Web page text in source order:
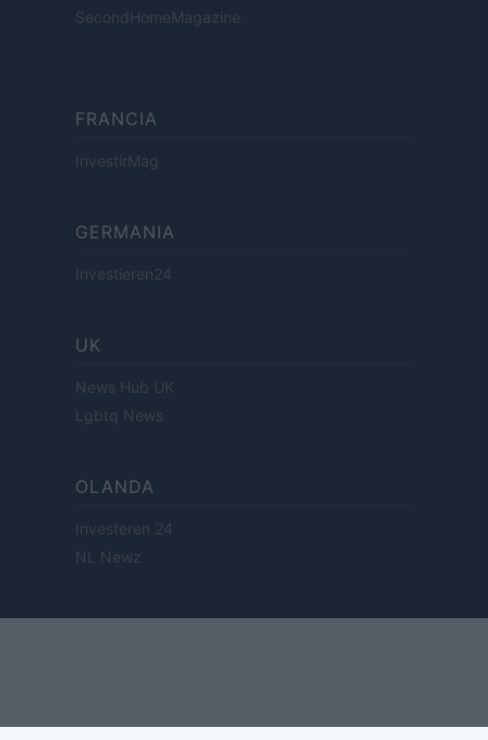
SecondHomeMagazine
FRANCIA
InvestirMag
GERMANIA
Investieren24
UK
News Hub UK
Lgbtq News
OLANDA
Investeren 24
NL Newz